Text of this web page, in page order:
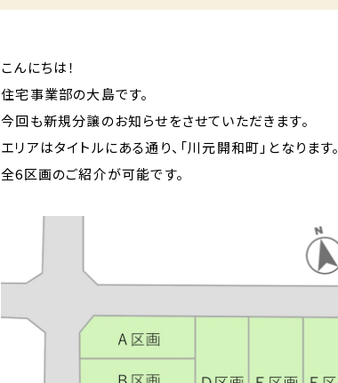
こんにちは！
住宅事業部の大島です。
今回も新規分譲のお知らせをさせていただきます。
エリアはタイトルにある通り、「川元開和町」となります。
全6区画のご紹介が可能です。